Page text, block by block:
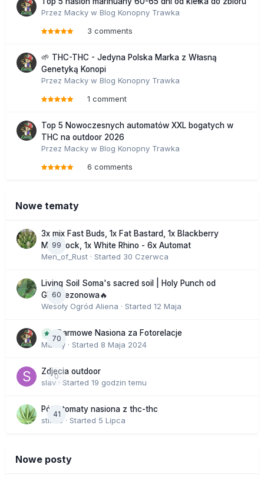
Przez Macky w Blog Konopny Trawka
3 comments
🌱 THC-THC - Jedyna Polska Marka z Własną
Genetyką Konopi
Przez Macky w Blog Konopny Trawka
1 comment
Top 5 Nowoczesnych automatów XXL bogatych w
THC na outdoor 2026
Przez Macky w Blog Konopny Trawka
6 comments
Nowe tematy
99
3x mix Fast Buds, 1x Fat Bastard, 1x Blackberry
Moonrock, 1x White Rhino - 6x Automat
Men_of_Rust · Started 30 Czerwca
60
Living Soil Soma's sacred soil | Holy Punch od
GHS sezonowa🔥
Wesoły Ogród Aliena · Started 12 Maja
70
Darmowe Nasiona za Fotorelacje
Macky · Started 8 Maja 2024
0
Zdjecia outdoor
slav · Started 19 godzin temu
41
Półautomaty nasiona z thc-thc
stix33 · Started 5 Lipca
Nowe posty